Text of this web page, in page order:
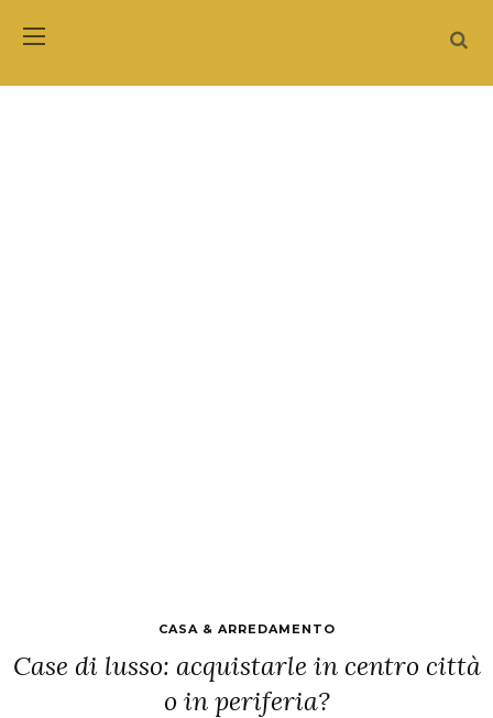
CASA & ARREDAMENTO
Case di lusso: acquistarle in centro città
o in periferia?